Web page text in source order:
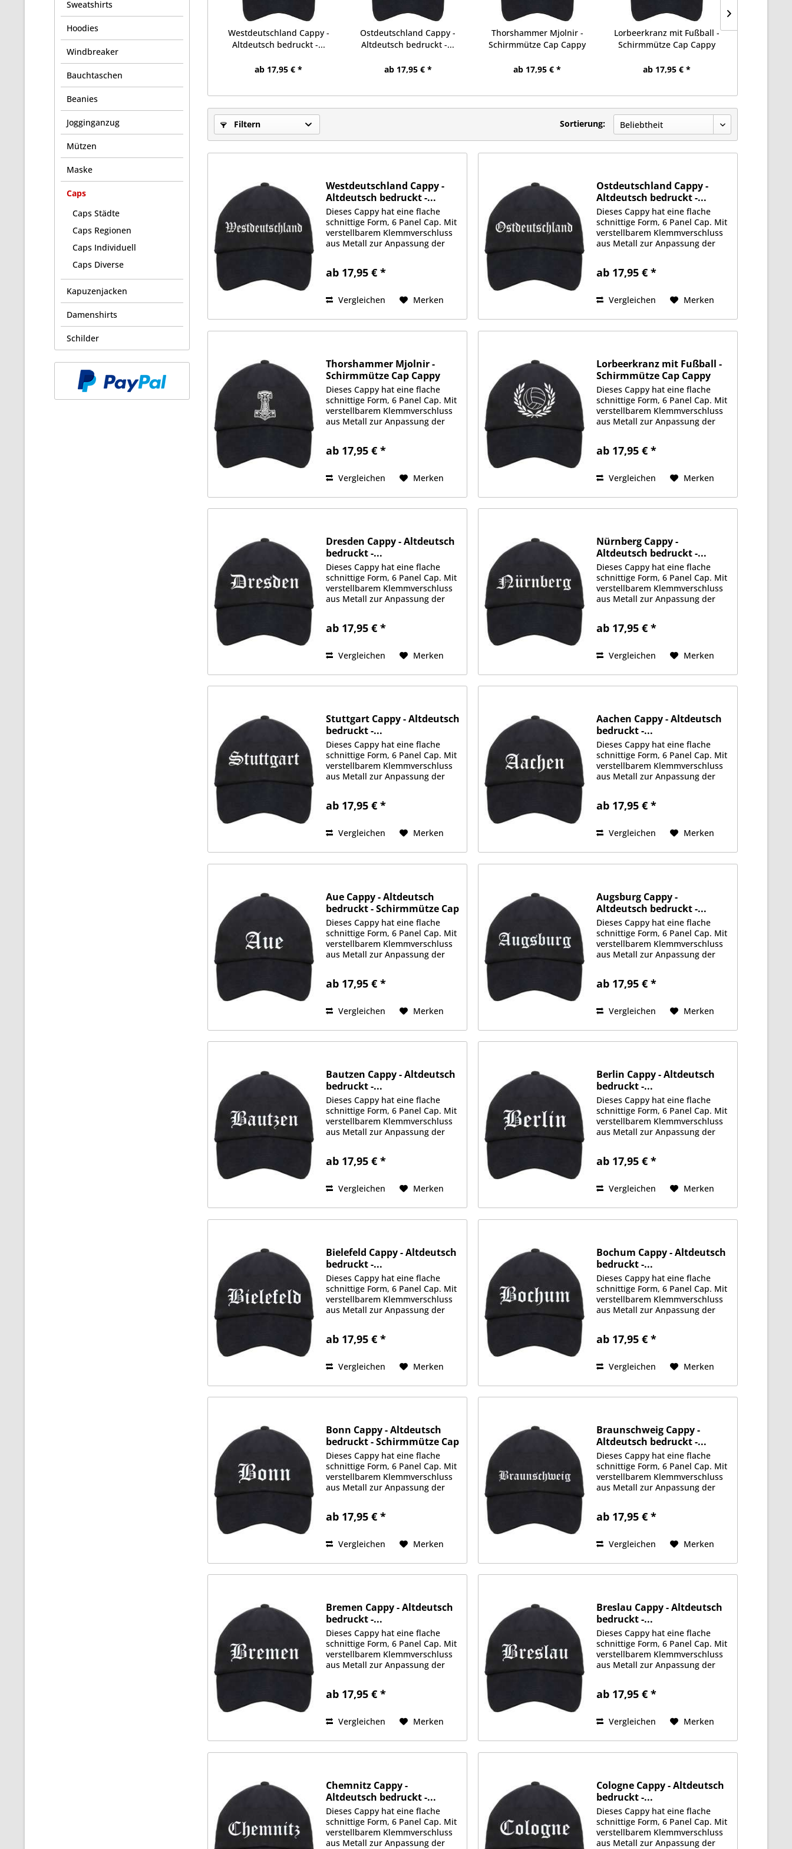
Sweatshirts
Hoodies
Windbreaker
Bauchtaschen
Beanies
Jogginganzug
Mützen
Maske
Caps
Caps Städte
Caps Regionen
Caps Individuell
Caps Diverse
Kapuzenjacken
Damenshirts
Schilder
Westdeutschland Cappy -
Altdeutsch bedruckt -...
ab 17,95 € *
Ostdeutschland Cappy -
Altdeutsch bedruckt -...
ab 17,95 € *
Thorshammer Mjolnir -
Schirmmütze Cap Cappy
ab 17,95 € *
Lorbeerkranz mit Fußball -
Schirmmütze Cap Cappy
ab 17,95 € *
Filtern Sortierung:
Westdeutschland Cappy -
Altdeutsch bedruckt -...
Dieses Cappy hat eine flache
schnittige Form, 6 Panel Cap. Mit
verstellbarem Klemmverschluss
aus Metall zur Anpassung der
Baumwolle. Gefüttertes
jeder Seite....
ab 17,95 € *
Vergleichen Merken
Ostdeutschland Cappy -
Altdeutsch bedruckt -...
Dieses Cappy hat eine flache
schnittige Form, 6 Panel Cap. Mit
verstellbarem Klemmverschluss
aus Metall zur Anpassung der
Baumwolle. Gefüttertes
jeder Seite....
ab 17,95 € *
Vergleichen Merken
Thorshammer Mjolnir -
Schirmmütze Cap Cappy
Dieses Cappy hat eine flache
schnittige Form, 6 Panel Cap. Mit
verstellbarem Klemmverschluss
aus Metall zur Anpassung der
Baumwolle. Gefüttertes
jeder Seite....
ab 17,95 € *
Vergleichen Merken
Lorbeerkranz mit Fußball -
Schirmmütze Cap Cappy
Dieses Cappy hat eine flache
schnittige Form, 6 Panel Cap. Mit
verstellbarem Klemmverschluss
aus Metall zur Anpassung der
Baumwolle. Gefüttertes
jeder Seite....
ab 17,95 € *
Vergleichen Merken
Dresden Cappy - Altdeutsch
bedruckt -...
Dieses Cappy hat eine flache
schnittige Form, 6 Panel Cap. Mit
verstellbarem Klemmverschluss
aus Metall zur Anpassung der
Baumwolle. Gefüttertes
jeder Seite....
ab 17,95 € *
Vergleichen Merken
Nürnberg Cappy -
Altdeutsch bedruckt -...
Dieses Cappy hat eine flache
schnittige Form, 6 Panel Cap. Mit
verstellbarem Klemmverschluss
aus Metall zur Anpassung der
Baumwolle. Gefüttertes
jeder Seite....
ab 17,95 € *
Vergleichen Merken
Stuttgart Cappy - Altdeutsch
bedruckt -...
Dieses Cappy hat eine flache
schnittige Form, 6 Panel Cap. Mit
verstellbarem Klemmverschluss
aus Metall zur Anpassung der
Baumwolle. Gefüttertes
jeder Seite....
ab 17,95 € *
Vergleichen Merken
Aachen Cappy - Altdeutsch
bedruckt -...
Dieses Cappy hat eine flache
schnittige Form, 6 Panel Cap. Mit
verstellbarem Klemmverschluss
aus Metall zur Anpassung der
Baumwolle. Gefüttertes
jeder Seite....
ab 17,95 € *
Vergleichen Merken
Aue Cappy - Altdeutsch
bedruckt - Schirmmütze Cap
Dieses Cappy hat eine flache
schnittige Form, 6 Panel Cap. Mit
verstellbarem Klemmverschluss
aus Metall zur Anpassung der
Baumwolle. Gefüttertes
jeder Seite....
ab 17,95 € *
Vergleichen Merken
Augsburg Cappy -
Altdeutsch bedruckt -...
Dieses Cappy hat eine flache
schnittige Form, 6 Panel Cap. Mit
verstellbarem Klemmverschluss
aus Metall zur Anpassung der
Baumwolle. Gefüttertes
jeder Seite....
ab 17,95 € *
Vergleichen Merken
Bautzen Cappy - Altdeutsch
bedruckt -...
Dieses Cappy hat eine flache
schnittige Form, 6 Panel Cap. Mit
verstellbarem Klemmverschluss
aus Metall zur Anpassung der
Baumwolle. Gefüttertes
jeder Seite....
ab 17,95 € *
Vergleichen Merken
Berlin Cappy - Altdeutsch
bedruckt -...
Dieses Cappy hat eine flache
schnittige Form, 6 Panel Cap. Mit
verstellbarem Klemmverschluss
aus Metall zur Anpassung der
Baumwolle. Gefüttertes
jeder Seite....
ab 17,95 € *
Vergleichen Merken
Bielefeld Cappy - Altdeutsch
bedruckt -...
Dieses Cappy hat eine flache
schnittige Form, 6 Panel Cap. Mit
verstellbarem Klemmverschluss
aus Metall zur Anpassung der
Baumwolle. Gefüttertes
jeder Seite....
ab 17,95 € *
Vergleichen Merken
Bochum Cappy - Altdeutsch
bedruckt -...
Dieses Cappy hat eine flache
schnittige Form, 6 Panel Cap. Mit
verstellbarem Klemmverschluss
aus Metall zur Anpassung der
Baumwolle. Gefüttertes
jeder Seite....
ab 17,95 € *
Vergleichen Merken
Bonn Cappy - Altdeutsch
bedruckt - Schirmmütze Cap
Dieses Cappy hat eine flache
schnittige Form, 6 Panel Cap. Mit
verstellbarem Klemmverschluss
aus Metall zur Anpassung der
Baumwolle. Gefüttertes
jeder Seite....
ab 17,95 € *
Vergleichen Merken
Braunschweig Cappy -
Altdeutsch bedruckt -...
Dieses Cappy hat eine flache
schnittige Form, 6 Panel Cap. Mit
verstellbarem Klemmverschluss
aus Metall zur Anpassung der
Baumwolle. Gefüttertes
jeder Seite....
ab 17,95 € *
Vergleichen Merken
Bremen Cappy - Altdeutsch
bedruckt -...
Dieses Cappy hat eine flache
schnittige Form, 6 Panel Cap. Mit
verstellbarem Klemmverschluss
aus Metall zur Anpassung der
Baumwolle. Gefüttertes
jeder Seite....
ab 17,95 € *
Vergleichen Merken
Breslau Cappy - Altdeutsch
bedruckt -...
Dieses Cappy hat eine flache
schnittige Form, 6 Panel Cap. Mit
verstellbarem Klemmverschluss
aus Metall zur Anpassung der
Baumwolle. Gefüttertes
jeder Seite....
ab 17,95 € *
Vergleichen Merken
Chemnitz Cappy -
Altdeutsch bedruckt -...
Dieses Cappy hat eine flache
schnittige Form, 6 Panel Cap. Mit
verstellbarem Klemmverschluss
aus Metall zur Anpassung der
Cologne Cappy - Altdeutsch
bedruckt -...
Dieses Cappy hat eine flache
schnittige Form, 6 Panel Cap. Mit
verstellbarem Klemmverschluss
aus Metall zur Anpassung der